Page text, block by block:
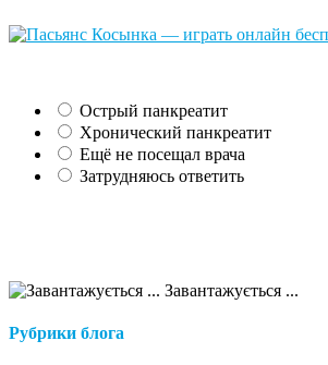
Острый панкреатит
Хронический панкреатит
Ещё не посещал врача
Затрудняюсь ответить
Завантажується ...
Рубрики блога